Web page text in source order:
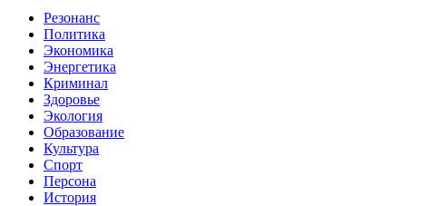
Резонанс
Политика
Экономика
Энергетика
Криминал
Здоровье
Экология
Образование
Культура
Спорт
Персона
История